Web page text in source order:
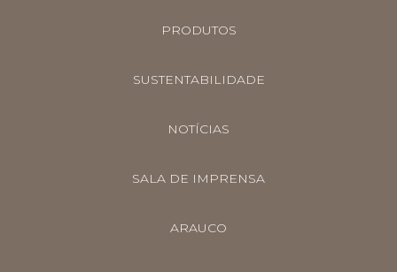
MEDIO ORIENTE
PERÚ
UK
PRODUTOS
SUSTENTABILIDADE
NOTÍCIAS
SALA DE IMPRENSA
ARAUCO